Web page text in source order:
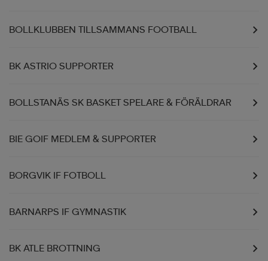
BOLLKLUBBEN TILLSAMMANS FOOTBALL
BK ASTRIO SUPPORTER
BOLLSTANÄS SK BASKET SPELARE & FÖRÄLDRAR
BIE GOIF MEDLEM & SUPPORTER
BORGVIK IF FOTBOLL
BARNARPS IF GYMNASTIK
BK ATLE BROTTNING